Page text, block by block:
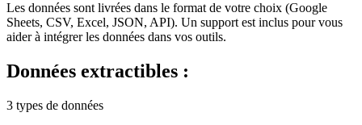
Les données sont livrées dans le format de votre choix (Google
Sheets, CSV, Excel, JSON, API). Un support est inclus pour vous
aider à intégrer les données dans vos outils.
Données extractibles :
3 types de données